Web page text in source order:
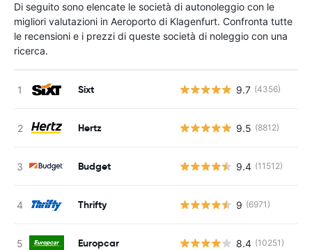
Di seguito sono elencate le società di autonoleggio con le
migliori valutazioni in Aeroporto di Klagenfurt. Confronta tutte
le recensioni e i prezzi di queste società di noleggio con una
ricerca.
Sixt 9.7 (4356)
Hertz 9.5 (8812)
Budget 9.4 (11512)
Thrifty 9 (6971)
Europcar 8.4 (10251)